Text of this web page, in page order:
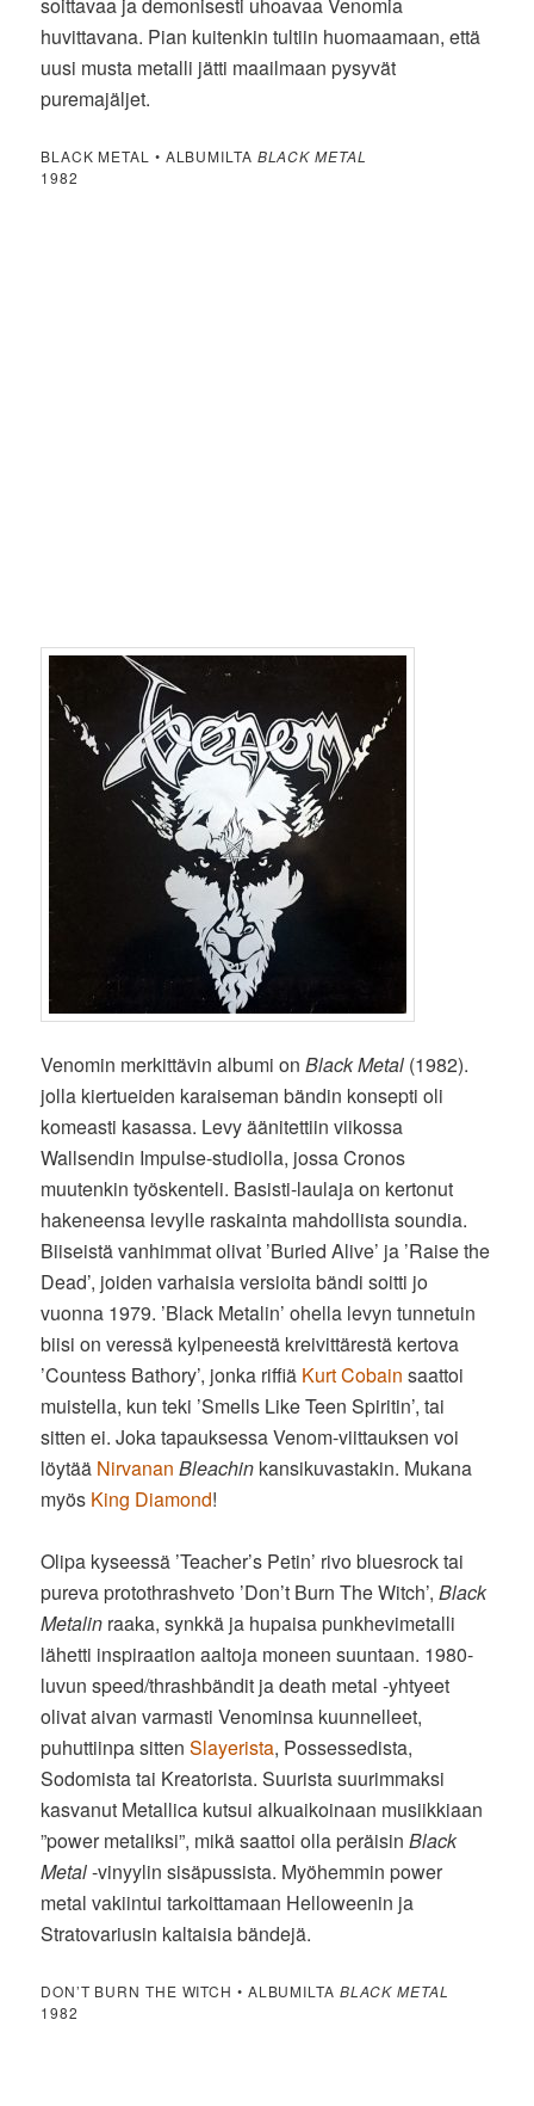
soittavaa ja demonisesti uhoavaa Venomia
huvittavana. Pian kuitenkin tultiin huomaamaan, että
uusi musta metalli jätti maailmaan pysyvät
puremajäljet.
BLACK METAL • ALBUMILTA BLACK METAL
1982
Venomin merkittävin albumi onBlack Metal (1982).
jolla kiertueiden karaiseman bändin konsepti oli
komeasti kasassa. Levy äänitettiin viikossa
Wallsendin Impulse-studiolla, jossa Cronos
muutenkin työskenteli. Basisti-laulaja on kertonut
hakeneensa levylle raskainta mahdollista soundia.
Biiseistä vanhimmat olivat ’Buried Alive’ ja ’Raise the
Dead’, joiden varhaisia versioita bändi soitti jo
vuonna 1979. ’Black Metalin’ ohella levyn tunnetuin
biisi on veressä kylpeneestä kreivittärestä kertova
’Countess Bathory’, jonka riffiä Kurt Cobain saattoi
muistella, kun teki ’Smells Like Teen Spiritin’, tai
sitten ei. Joka tapauksessa Venom-viittauksen voi
löytää Nirvanan Bleachin kansikuvastakin. Mukana
myös King Diamond!
Olipa kyseessä ’Teacher’s Petin’ rivo bluesrock tai
pureva protothrashveto ’Don’t Burn The Witch’,Black
Metalin raaka, synkkä ja hupaisa punkhevimetalli
lähetti inspiraation aaltoja moneen suuntaan. 1980-
luvun speed/thrashbändit ja death metal -yhtyeet
olivat aivan varmasti Venominsa kuunnelleet,
puhuttiinpa sittenSlayerista, Possessedista,
Sodomista tai Kreatorista. Suurista suurimmaksi
kasvanut Metallica kutsui alkuaikoinaan musiikkiaan
”power metaliksi”, mikä saattoi olla peräisinBlack
Metal-vinyylin sisäpussista. Myöhemmin power
metal vakiintui tarkoittamaan Helloweenin ja
Stratovariusin kaltaisia bändejä.
DON’T BURN THE WITCH • ALBUMILTA BLACK METAL
1982